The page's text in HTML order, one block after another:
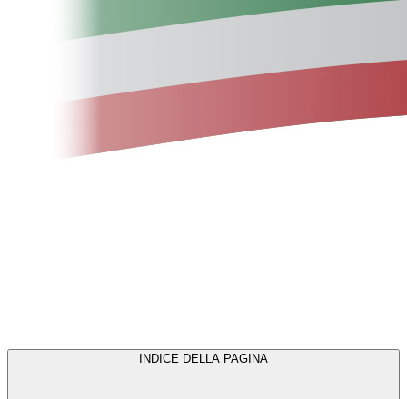
INDICE DELLA PAGINA